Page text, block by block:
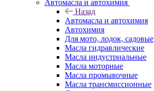
Автомасла и автохимия
Назад
Автомасла и автохимия
Автохимия
Для мото, лодок, садовые
Масла гидравлические
Масла индустриальные
Масла моторные
Масла промывочные
Масла трансмиссионные